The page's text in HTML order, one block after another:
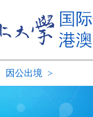
因公出境 >